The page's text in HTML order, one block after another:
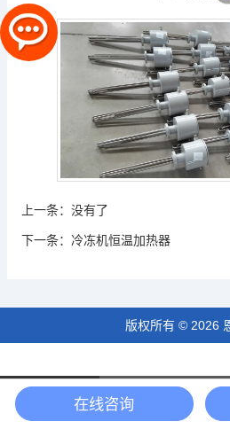
上一条： 没有了
下一条： 冷冻机恒温加热器
版权所有 © 2026
在线咨询